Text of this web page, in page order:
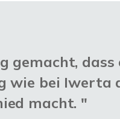
gemacht, dass
wie bei Iwerta
macht. "